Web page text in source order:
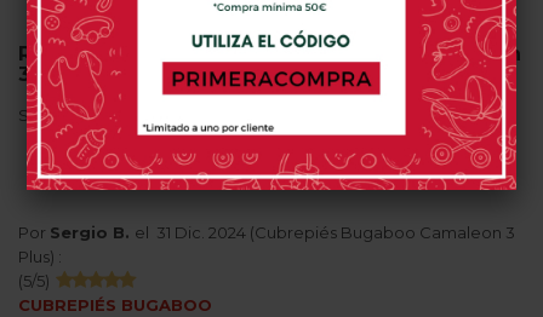
Repuesto del cubrepies del Bugaboo Cameleon
3 Plus
Si tiene cualquier duda consúltenos.
OPINIONES
Por Sergio B. el 31 Dic. 2024 (Cubrepiés Bugaboo Camaleon 3
Plus) :
(5/5)
CUBREPIÉS BUGABOO